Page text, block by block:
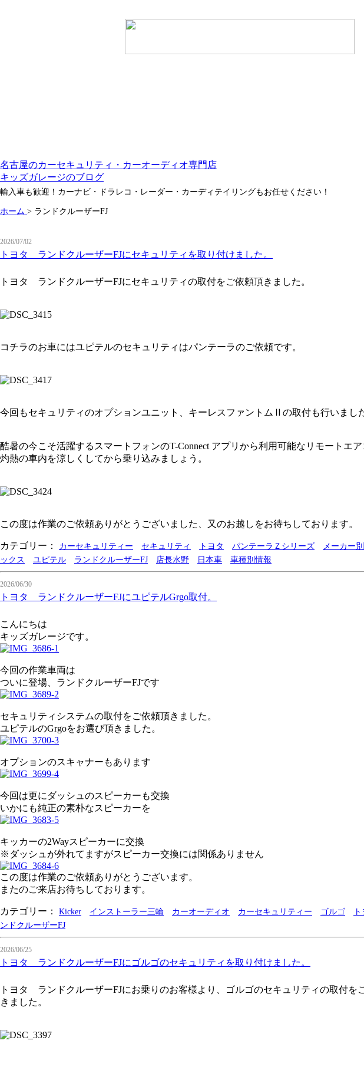
名古屋のカーセキュリティ・カーオーディオ専門店
キッズガレージのブログ
輸入車も歓迎！カーナビ・ドラレコ・レーダー・カーディテイリングもお任せください！
ホーム > ランドクルーザーFJ
2026/07/02
トヨタ ランドクルーザーFJにセキュリティを取り付けました。
トヨタ ランドクルーザーFJにセキュリティの取付をご依頼頂きました。
コチラのお車にはユピテルのセキュリティはパンテーラのご依頼です。
今回もセキュリティのオプションユニット、キーレスファントムⅡの取付も行いまし
酷暑の今こそ活躍するスマートフォンのT-Connect アプリから利用可能なリモートエア
灼熱の車内を涼しくしてから乗り込みましょう。
この度は作業のご依頼ありがとうございました、又のお越しをお待ちしております。
カテゴリー： カーセキュリティー セキュリティ トヨタ パンテーラＺシリーズ
メーカー
ックス
ユピテル ランドクルーザーFJ 店長水野 日本車 車種別情報
2026/06/30
トヨタ ランドクルーザーFJにユピテルGrgo取付。
こんにちは
キッズガレージです。
今回の作業車両は
ついに登場、ランドクルーザーFJです
セキュリティシステムの取付をご依頼頂きました。
ユピテルのGrgoをお選び頂きました。
オプションのスキャナーもあります
今回は更にダッシュのスピーカーも交換
いかにも純正の素朴なスピーカーを
キッカーの2Wayスピーカーに交換
※ダッシュが外れてますがスピーカー交換には関係ありません
この度は作業のご依頼ありがとうございます。
またのご来店お待ちしております。
カテゴリー： Kicker インストーラー三輪 カーオーディオ カーセキュリティー ゴルゴ
ンドクルーザーFJ
2026/06/25
トヨタ ランドクルーザーFJにゴルゴのセキュリティを取り付けました。
トヨタ ランドクルーザーFJにお乗りのお客様より、ゴルゴのセキュリティの取付を
きました。